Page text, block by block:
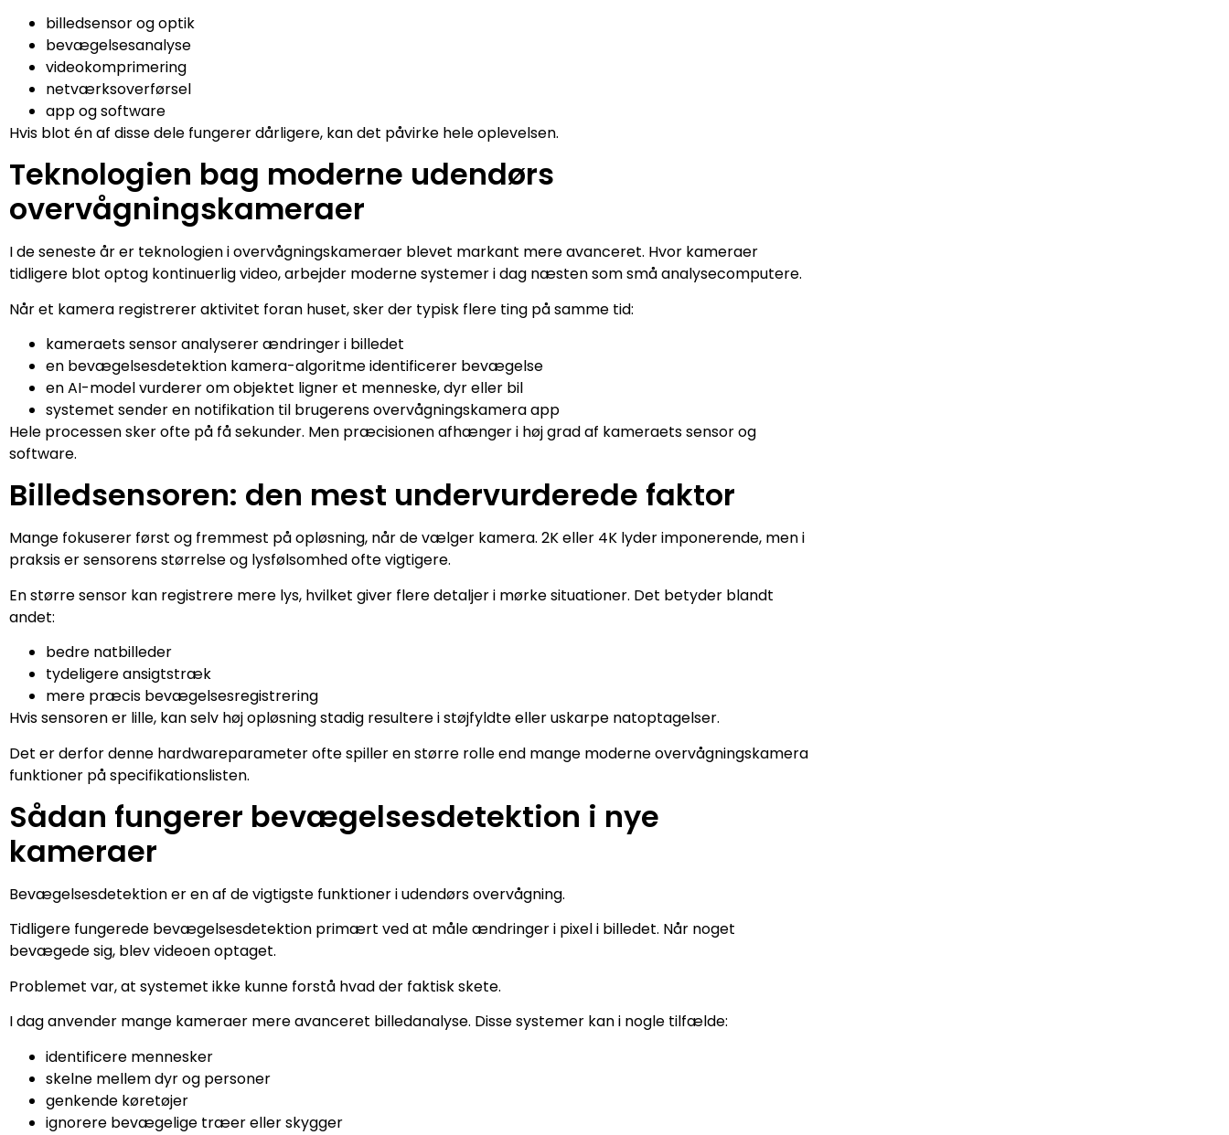
billedsensor og optik
bevægelsesanalyse
videokomprimering
netværksoverførsel
app og software
Hvis blot én af disse dele fungerer dårligere, kan det påvirke hele oplevelsen.
Teknologien bag moderne udendørs
overvågningskameraer
I de seneste år er teknologien i overvågningskameraer blevet markant mere avanceret. Hvor kameraer
tidligere blot optog kontinuerlig video, arbejder moderne systemer i dag næsten som små analysecomputere.
Når et kamera registrerer aktivitet foran huset, sker der typisk flere ting på samme tid:
kameraets sensor analyserer ændringer i billedet
en bevægelsesdetektion kamera-algoritme identificerer bevægelse
en AI-model vurderer om objektet ligner et menneske, dyr eller bil
systemet sender en notifikation til brugerens overvågningskamera app
Hele processen sker ofte på få sekunder. Men præcisionen afhænger i høj grad af kameraets sensor og
software.
Billedsensoren: den mest undervurderede faktor
Mange fokuserer først og fremmest på opløsning, når de vælger kamera. 2K eller 4K lyder imponerende, men i
praksis er sensorens størrelse og lysfølsomhed ofte vigtigere.
En større sensor kan registrere mere lys, hvilket giver flere detaljer i mørke situationer. Det betyder blandt
andet:
bedre natbilleder
tydeligere ansigtstræk
mere præcis bevægelsesregistrering
Hvis sensoren er lille, kan selv høj opløsning stadig resultere i støjfyldte eller uskarpe natoptagelser.
Det er derfor denne hardwareparameter ofte spiller en større rolle end mange moderne overvågningskamera
funktioner på specifikationslisten.
Sådan fungerer bevægelsesdetektion i nye
kameraer
Bevægelsesdetektion er en af de vigtigste funktioner i udendørs overvågning.
Tidligere fungerede bevægelsesdetektion primært ved at måle ændringer i pixel i billedet. Når noget
bevægede sig, blev videoen optaget.
Problemet var, at systemet ikke kunne forstå hvad der faktisk skete.
I dag anvender mange kameraer mere avanceret billedanalyse. Disse systemer kan i nogle tilfælde:
identificere mennesker
skelne mellem dyr og personer
genkende køretøjer
ignorere bevægelige træer eller skygger